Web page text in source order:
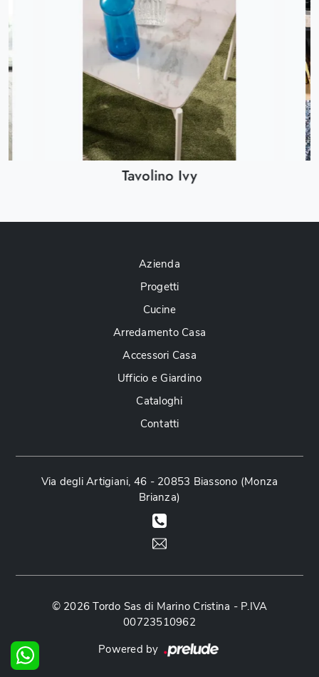
Tavolino Ivy
Azienda
Progetti
Cucine
Arredamento Casa
Accessori Casa
Ufficio e Giardino
Cataloghi
Contatti
Via degli Artigiani, 46 - 20853 Biassono (Monza
Brianza)
© 2026 Tordo Sas di Marino Cristina - P.IVA
00723510962
Powered by